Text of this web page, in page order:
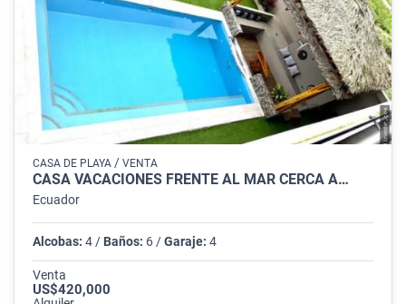
CASA DE PLAYA / VENTA
CASA VACACIONES FRENTE AL MAR CERCA A…
Ecuador
Alcobas: 4 / Baños: 6 /Garaje: 4
Venta
US$420,000